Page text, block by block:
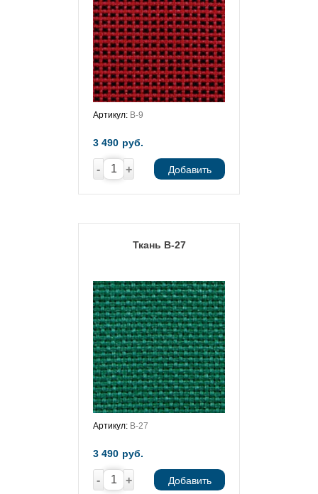
Артикул: В-9
3 490 руб.
- + Добавить
Ткань В-27
Артикул: В-27
3 490 руб.
- + Добавить